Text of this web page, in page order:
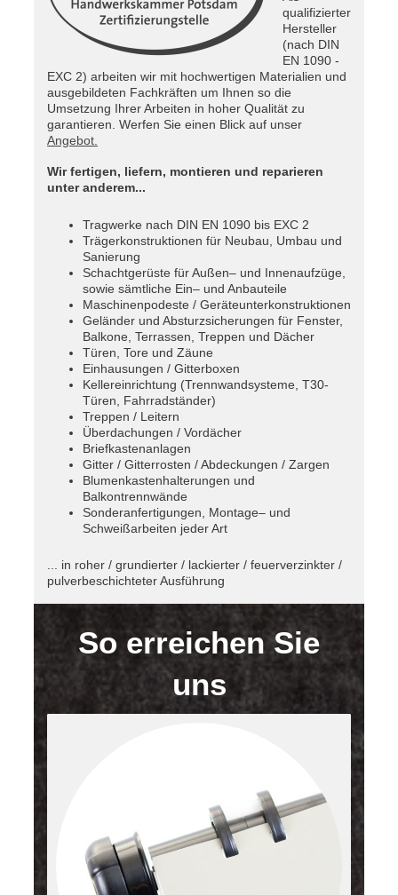
qualifizierter
Hersteller
(nach DIN
EN 1090 -
EXC 2) arbeiten wir mit hochwertigen Materialien und
ausgebildeten Fachkräften um Ihnen so die
Umsetzung Ihrer Arbeiten in hoher Qualität zu
garantieren. Werfen Sie einen Blick auf unser
Angebot.
Wir fertigen, liefern, montieren und reparieren
unter anderem...
Tragwerke nach DIN EN 1090 bis EXC 2
Trägerkonstruktionen für Neubau, Umbau und
Sanierung
Schachtgerüste für Außen– und Innenaufzüge,
sowie sämtliche Ein– und Anbauteile
Maschinenpodeste / Geräteunterkonstruktionen
Geländer und Absturzsicherungen für Fenster,
Balkone, Terrassen, Treppen und Dächer
Türen, Tore und Zäune
Einhausungen / Gitterboxen
Kellereinrichtung (Trennwandsysteme, T30-
Türen, Fahrradständer)
Treppen / Leitern
Überdachungen / Vordächer
Briefkastenanlagen
Gitter / Gitterrosten / Abdeckungen / Zargen
Blumenkastenhalterungen und
Balkontrennwände
Sonderanfertigungen, Montage– und
Schweißarbeiten jeder Art
... in roher / grundierter / lackierter / feuerverzinkter /
pulverbeschichteter Ausführung
So erreichen Sie
uns